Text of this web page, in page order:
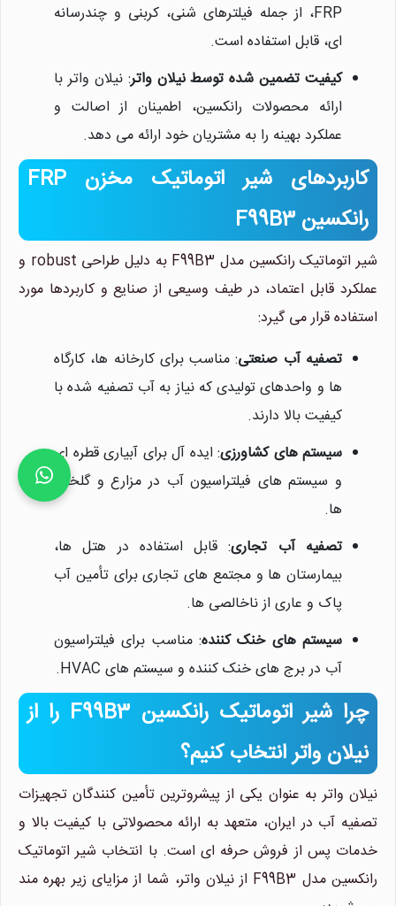
FRP، از جمله فیلترهای شنی، کربنی و چندرسانه
ای، قابل استفاده است.
کیفیت تضمین شده توسط نیلان واتر: نیلان واتر با
ارائه محصولات رانکسین، اطمینان از اصالت و
عملکرد بهینه را به مشتریان خود ارائه می دهد.
کاربردهای شیر اتوماتیک مخزن FRP
رانکسین F99B3
شیر اتوماتیک رانکسین مدل F99B3 به دلیل طراحی robust و
عملکرد قابل اعتماد، در طیف وسیعی از صنایع و کاربردها مورد
استفاده قرار می گیرد:
تصفیه آب صنعتی: مناسب برای کارخانه ها، کارگاه
ها و واحدهای تولیدی که نیاز به آب تصفیه شده با
کیفیت بالا دارند.
سیستم های کشاورزی: ایده آل برای آبیاری قطره ای
و سیستم های فیلتراسیون آب در مزارع و گلخانه
ها.
تصفیه آب تجاری: قابل استفاده در هتل ها،
بیمارستان ها و مجتمع های تجاری برای تأمین آب
پاک و عاری از ناخالصی ها.
سیستم های خنک کننده: مناسب برای فیلتراسیون
آب در برج های خنک کننده و سیستم های HVAC.
چرا شیر اتوماتیک رانکسین F99B3 را از
نیلان واتر انتخاب کنیم؟
نیلان واتر به عنوان یکی از پیشروترین تأمین کنندگان تجهیزات
تصفیه آب در ایران، متعهد به ارائه محصولاتی با کیفیت بالا و
خدمات پس از فروش حرفه ای است. با انتخاب شیر اتوماتیک
رانکسین مدل F99B3 از نیلان واتر، شما از مزایای زیر بهره مند